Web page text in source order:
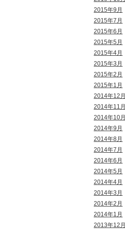
2015年9月
2015年7月
2015年6月
2015年5月
2015年4月
2015年3月
2015年2月
2015年1月
2014年12月
2014年11月
2014年10月
2014年9月
2014年8月
2014年7月
2014年6月
2014年5月
2014年4月
2014年3月
2014年2月
2014年1月
2013年12月